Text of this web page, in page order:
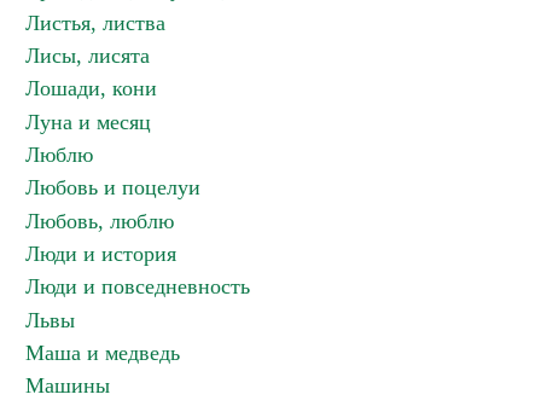
Листья, листва
Лисы, лисята
Лошади, кони
Луна и месяц
Люблю
Любовь и поцелуи
Любовь, люблю
Люди и история
Люди и повседневность
Львы
Маша и медведь
Машины